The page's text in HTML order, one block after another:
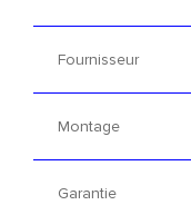
Fournisseur
Montage
Garantie